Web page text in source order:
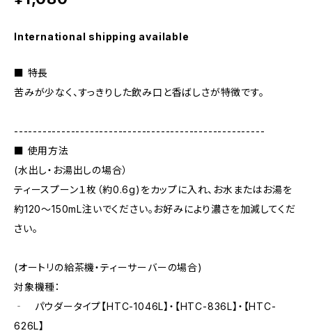
International shipping available
■ 特長
苦みが少なく、すっきりした飲み口と香ばしさが特徴です。
-----------------------------------------------------
■ 使用方法
(水出し・お湯出しの場合）
ティースプーン１枚（約0.6g)をカップに入れ、お水またはお湯を
約120～150mL注いでください。お好みにより濃さを加減してくだ
さい。
(オートリの給茶機・ティーサーバーの場合)
対象機種：
‐ パウダータイプ【HTC-1046L】・【HTC-836L】・【HTC-
626L】